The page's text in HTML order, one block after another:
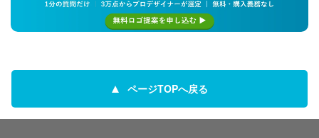
ページTOPへ戻る